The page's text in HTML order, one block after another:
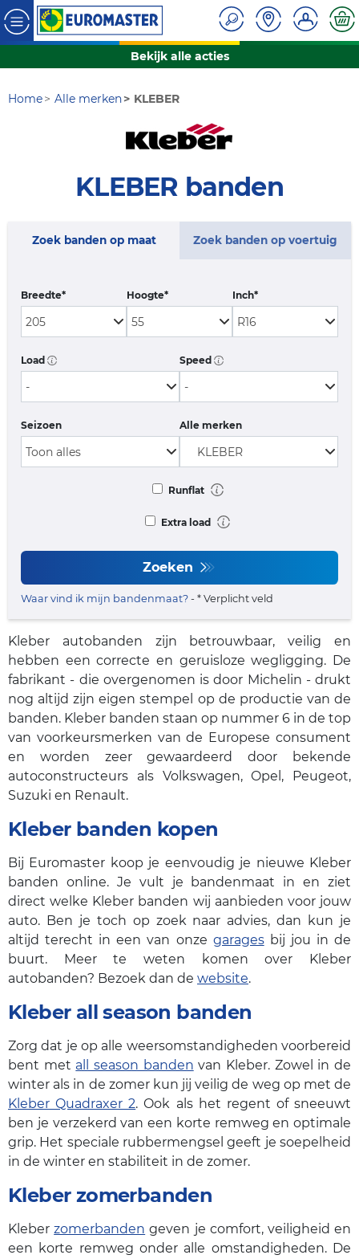
Bekijk alle acties
Home Alle merken KLEBER
KLEBER banden
Zoek banden op maat Zoek banden op voertuig
Breedte* Hoogte* Inch*
Load Speed
Seizoen Alle merken
Runflat
Extra load
Zoeken
Waar vind ik mijn bandenmaat? - * Verplicht veld
Kleber autobanden zijn betrouwbaar, veilig en
hebben een correcte en geruisloze wegligging. De
fabrikant - die overgenomen is door Michelin - drukt
nog altijd zijn eigen stempel op de productie van de
banden. Kleber banden staan op nummer 6 in de top
van voorkeursmerken van de Europese consument
en worden zeer gewaardeerd door bekende
autoconstructeurs als Volkswagen, Opel, Peugeot,
Suzuki en Renault.
Kleber banden kopen
Bij Euromaster koop je eenvoudig je nieuwe Kleber
banden online. Je vult je bandenmaat in en ziet
direct welke Kleber banden wij aanbieden voor jouw
auto. Ben je toch op zoek naar advies, dan kun je
altijd terecht in een van onze garagesbij jou in de
buurt. Meer te weten komen over Kleber
autobanden? Bezoek dan de website.
Kleber all season banden
Zorg dat je op alle weersomstandigheden voorbereid
bent met all season banden van Kleber. Zowel in de
winter als in de zomer kun jij veilig de weg op met de
Kleber Quadraxer 2. Ook als het regent of sneeuwt
ben je verzekerd van een korte remweg en optimale
grip. Het speciale rubbermengsel geeft je soepelheid
in de winter en stabiliteit in de zomer.
Kleber zomerbanden
Kleberzomerbanden geven je comfort, veiligheid en
een korte remweg onder alle omstandigheden. De